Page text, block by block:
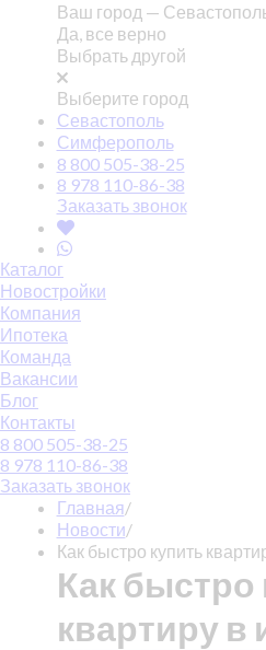
Ваш город —
Да, все верно
Выбрать другой
Выберите город
Севастополь
Симферополь
8 800 505-38-25
8 978 110-86-38
Заказать звонок
Каталог
Новостройки
Компания
Ипотека
Команда
Вакансии
Блог
Контакты
8 800 505-38-25
8 978 110-86-38
Заказать звонок
Главная/
Новости/
Как быстро купить
Как быстро
квартиру в